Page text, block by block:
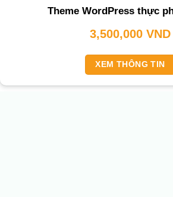
Theme WordPress thực
3,500,000 VND
XEM THÔNG TIN